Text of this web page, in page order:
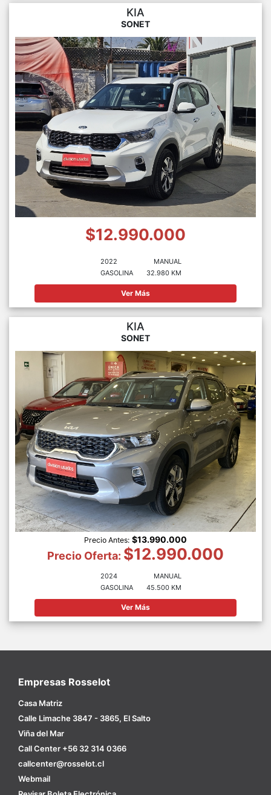
KIA
SONET
$12.990.000
2022
GASOLINA
MANUAL
32.980 KM
Ver Más
KIA
SONET
Precio Antes: $13.990.000
Precio Oferta: $12.990.000
2024
GASOLINA
MANUAL
45.500 KM
Ver Más
Empresas Rosselot
Casa Matriz
Calle Limache 3847 - 3865, El Salto
Viña del Mar
Call Center +56 32 314 0366
callcenter@rosselot.cl
Webmail